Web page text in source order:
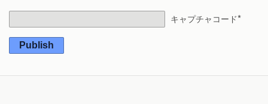
キャプチャコード*
Publish